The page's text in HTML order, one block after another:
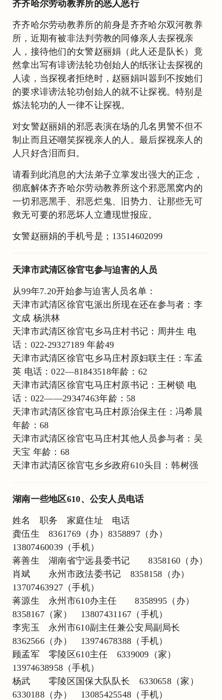
齐齐哈尔劳动教养所的恶人恶行
齐齐哈尔劳动教养所的前身是齐齐哈尔双河教养
所，近期有被非法判劳教的同修亲人去探视亲
人，接待他们的女警赵丽娟（此人还是队长）竟
然拿出写有诽谤法轮功创始人的纸张让去探视的
人读，当探视者拒绝时，赵丽娟叫嚣到不按她们
的要求诽谤法轮功创始人的就不让探视。特别是
炼法轮功的人一律不让探视。
对女警赵丽娟的邪恶表演在场的几名男警不但不
制止而且还嘲笑探视亲人的人。最后探视亲人的
人只好含泪而归。
请看到此消息的大法弟子立掌发出强大的正念，
彻底解体齐齐哈尔劳动教养所这个邪恶黑窝内的
一切邪恶黑手、邪恶烂鬼、旧势力、让那些无可
救无可要的邪恶坏人立遭现世报应。
女警赵丽娟的手机号是；13514602099
天津市武清区徐官屯参与迫害的人员
从99年7.20开始参与迫害人员名单：
天津市武清区徐官屯派出所现在还在参与者：李
文成 杨洪林
天津市武清区徐官屯乡马庄村书记：周井生 电
话：022-29327189 年龄49
天津市武清区徐官屯乡马庄村原妇联主任：车孟
英 电话：022—81843518年龄：62
天津市武清区徐官屯马庄村原书记：王树锁 电
话：022——29347463年龄：58
天津市武清区徐官屯马庄村原治保主任：冯希晨
年龄：68
天津市武清区徐官屯马庄村其他人员参与者：吴
天宝 年龄：68
天津市武清区徐官屯乡乡政府610头目：韩树强
湖南一些地区610、公安人员电话
姓名 职务 家庭住址 电话
龚伍生 8361769（办）8358897（办）
13807460039（手机）
蒋善生 湖南省宁远县委书记 8358160（办）
肖斌 永州市政法委书记 8358158（办）
13707463927（手机）
蒋源生 永州市610办主任 8358995（办）
8358167（家） 13807431167（手机）
李宪玉 永州市610副主任兼公安局副局长
8362566（办） 13974678388（手机）
顾孟军 零陵区610主任 6339009（家）
13974638958（手机）
杨武 零陵区国保大队队长 6330658（家）
6330188（办） 13085425548（手机）